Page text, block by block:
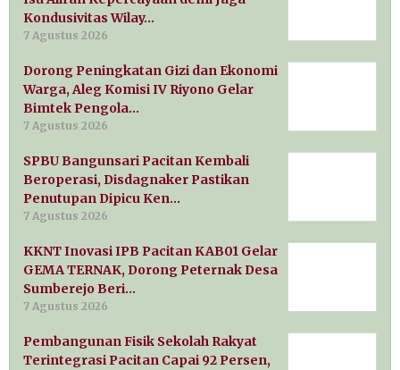
Kondusivitas Wilay…
7 Agustus 2026
Dorong Peningkatan Gizi dan Ekonomi
Warga, Aleg Komisi IV Riyono Gelar
Bimtek Pengola…
7 Agustus 2026
SPBU Bangunsari Pacitan Kembali
Beroperasi, Disdagnaker Pastikan
Penutupan Dipicu Ken…
7 Agustus 2026
KKNT Inovasi IPB Pacitan KAB01 Gelar
GEMA TERNAK, Dorong Peternak Desa
Sumberejo Beri…
7 Agustus 2026
Pembangunan Fisik Sekolah Rakyat
Terintegrasi Pacitan Capai 92 Persen,